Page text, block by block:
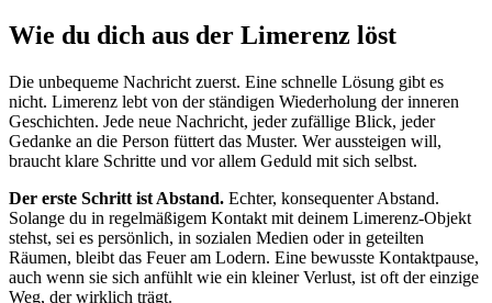
Wie du dich aus der Limerenz löst
Die unbequeme Nachricht zuerst. Eine schnelle Lösung gibt es
nicht. Limerenz lebt von der ständigen Wiederholung der inneren
Geschichten. Jede neue Nachricht, jeder zufällige Blick, jeder
Gedanke an die Person füttert das Muster. Wer aussteigen will,
braucht klare Schritte und vor allem Geduld mit sich selbst.
Der erste Schritt ist Abstand. Echter, konsequenter Abstand.
Solange du in regelmäßigem Kontakt mit deinem Limerenz-Objekt
stehst, sei es persönlich, in sozialen Medien oder in geteilten
Räumen, bleibt das Feuer am Lodern. Eine bewusste Kontaktpause,
auch wenn sie sich anfühlt wie ein kleiner Verlust, ist oft der einzige
Weg, der wirklich trägt.